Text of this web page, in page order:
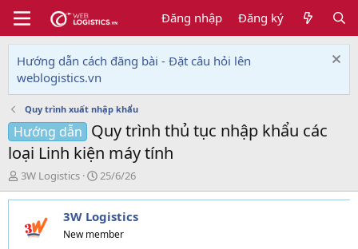
Đăng nhập Đăng ký
Hướng dẫn cách đăng bài - Đặt câu hỏi lên
weblogistics.vn
Quy trình xuất nhập khẩu
Hướng dẫn Quy trình thủ tục nhập khẩu các
loại Linh kiện máy tính
T
h
r
a
3W Logistics
N
g
à
y
g
25/6/26
3W Logistics
New member